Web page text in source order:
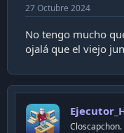
27 Octubre 2024
No tengo mucho
ojalá que el viejo
Closcapchon.